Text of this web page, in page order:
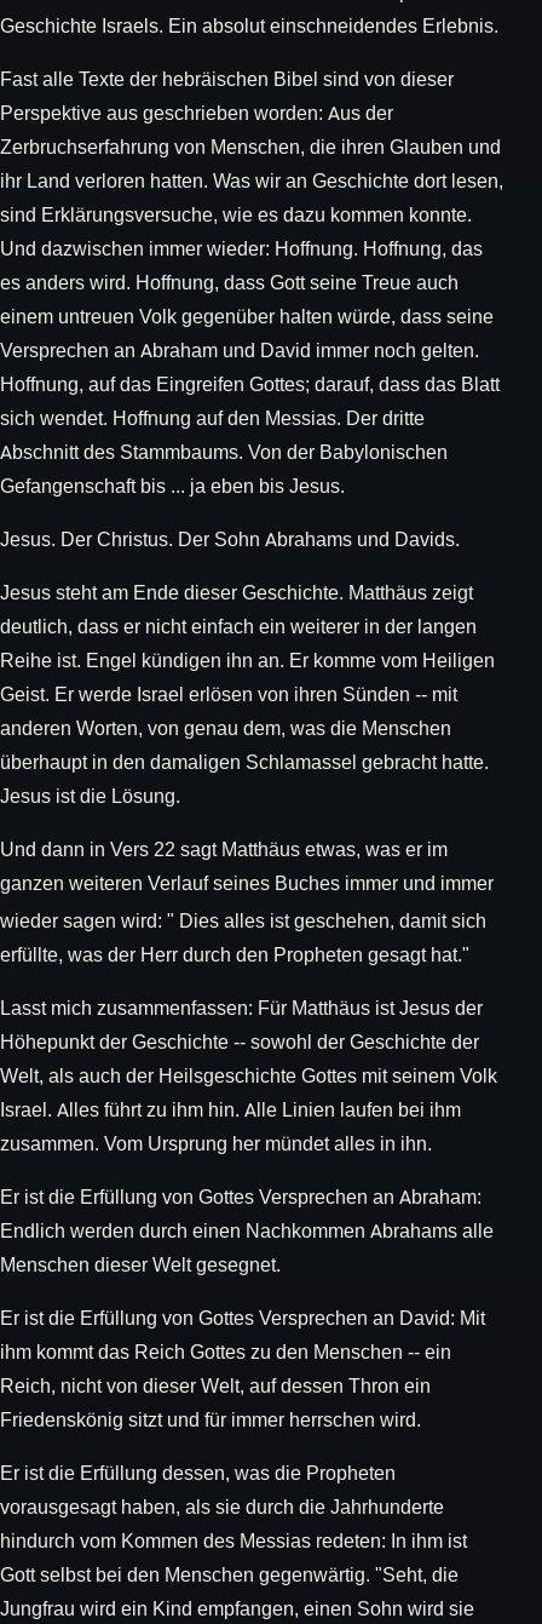
Geschichte Israels. Ein absolut einschneidendes Erlebnis.
Fast alle Texte der hebräischen Bibel sind von dieser
Perspektive aus geschrieben worden: Aus der
Zerbruchserfahrung von Menschen, die ihren Glauben und
ihr Land verloren hatten. Was wir an Geschichte dort lesen,
sind Erklärungsversuche, wie es dazu kommen konnte.
Und dazwischen immer wieder: Hoffnung. Hoffnung, das
es anders wird. Hoffnung, dass Gott seine Treue auch
einem untreuen Volk gegenüber halten würde, dass seine
Versprechen an Abraham und David immer noch gelten.
Hoffnung, auf das Eingreifen Gottes; darauf, dass das Blatt
sich wendet. Hoffnung auf den Messias. Der dritte
Abschnitt des Stammbaums. Von der Babylonischen
Gefangenschaft bis ... ja eben bis Jesus.
Jesus. Der Christus. Der Sohn Abrahams und Davids.
Jesus steht am Ende dieser Geschichte. Matthäus zeigt
deutlich, dass er nicht einfach ein weiterer in der langen
Reihe ist. Engel kündigen ihn an. Er komme vom Heiligen
Geist. Er werde Israel erlösen von ihren Sünden -- mit
anderen Worten, von genau dem, was die Menschen
überhaupt in den damaligen Schlamassel gebracht hatte.
Jesus ist die Lösung.
Und dann in Vers 22 sagt Matthäus etwas, was er im
ganzen weiteren Verlauf seines Buches immer und immer
wieder sagen wird: " Dies alles ist geschehen, damit sich
erfüllte, was der Herr durch den Propheten gesagt hat."
Lasst mich zusammenfassen: Für Matthäus ist Jesus der
Höhepunkt der Geschichte -- sowohl der Geschichte der
Welt, als auch der Heilsgeschichte Gottes mit seinem Volk
Israel. Alles führt zu ihm hin. Alle Linien laufen bei ihm
zusammen. Vom Ursprung her mündet alles in ihn.
Er ist die Erfüllung von Gottes Versprechen an Abraham:
Endlich werden durch einen Nachkommen Abrahams alle
Menschen dieser Welt gesegnet.
Er ist die Erfüllung von Gottes Versprechen an David: Mit
ihm kommt das Reich Gottes zu den Menschen -- ein
Reich, nicht von dieser Welt, auf dessen Thron ein
Friedenskönig sitzt und für immer herrschen wird.
Er ist die Erfüllung dessen, was die Propheten
vorausgesagt haben, als sie durch die Jahrhunderte
hindurch vom Kommen des Messias redeten: In ihm ist
Gott selbst bei den Menschen gegenwärtig. "Seht, die
Jungfrau wird ein Kind empfangen, einen Sohn wird sie